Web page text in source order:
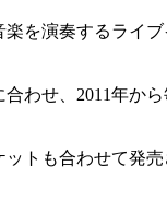
を演奏するライブ
わせ、2011年
ットも合わせて発